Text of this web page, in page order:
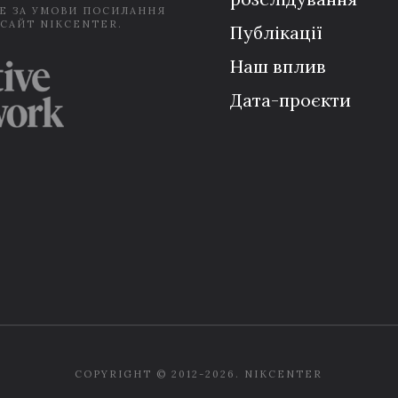
ЗА УМОВИ ПОСИЛАННЯ
NIKCENTER.
Публікації
Наш вплив
Дата-проєкти
COPYRIGHT © 2012-2026. NIKCENTER